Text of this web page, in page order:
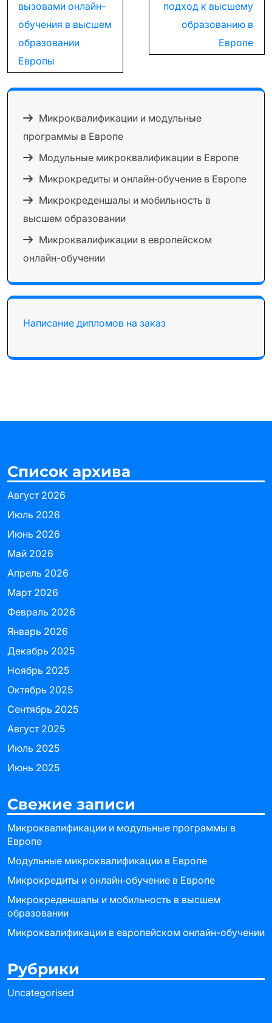
вызовами онлайн-
обучения в высшем
образовании
Европы
подход к высшему
образованию в
Европе
Микроквалификации и модульные
программы в Европе
Модульные микроквалификации в Европе
Микрокредиты и онлайн‑обучение в Европе
Микрокреденшалы и мобильность в
высшем образовании
Микроквалификации в европейском
онлайн-обучении
Написание дипломов на заказ
Список архива
Август 2026
Июль 2026
Июнь 2026
Май 2026
Апрель 2026
Март 2026
Февраль 2026
Январь 2026
Декабрь 2025
Ноябрь 2025
Октябрь 2025
Сентябрь 2025
Август 2025
Июль 2025
Июнь 2025
Свежие записи
Микроквалификации и модульные программы в
Европе
Модульные микроквалификации в Европе
Микрокредиты и онлайн‑обучение в Европе
Микрокреденшалы и мобильность в высшем
образовании
Микроквалификации в европейском онлайн-обучении
Рубрики
Uncategorised